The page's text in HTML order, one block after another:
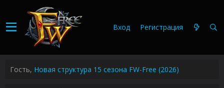
Вход Регистрация
Гость, Новая структура 15 сезона FW-Free (2026)